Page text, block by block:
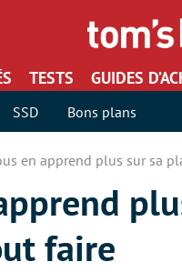
TESTS GUIDES
SSD Bons plans
en apprend plus sur sa
faire